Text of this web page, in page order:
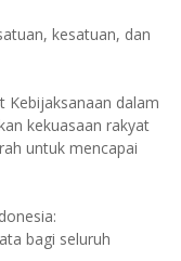
kesatuan, dan
Kebijaksanaan dalam
kekuasaan rakyat
untuk mencapai
bagi seluruh